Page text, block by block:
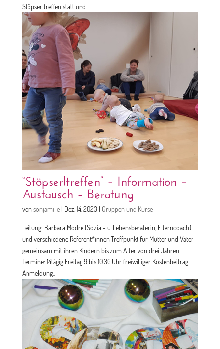
Stöpserltreffen statt und...
“Stöpserltreffen” – Information –
Austausch – Beratung
vonsonjamille| Dez. 14, 2023| Gruppen und Kurse
Leitung: Barbara Modre (Sozial- u. Lebensberaterin, Elterncoach)
und verschiedene Referent*innen Treffpunkt für Mütter und Väter
gemeinsam mit ihren Kindern bis zum Alter von drei Jahren.
Termine: 14tägig Freitag 9 bis 10.30 Uhr freiwilliger Kostenbeitrag
Anmeldung...